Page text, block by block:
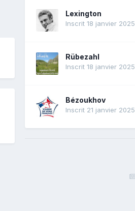
Lexington
Inscrit 18 janvier 2025
Rübezahl
Inscrit 18 janvier 2025
Bézoukhov
Inscrit 21 janvier 2025